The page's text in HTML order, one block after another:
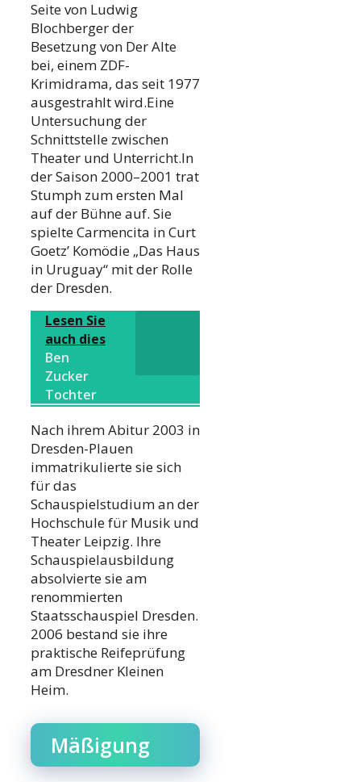
Seite von Ludwig
Blochberger der
Besetzung von Der Alte
bei, einem ZDF-
Krimidrama, das seit 1977
ausgestrahlt wird.Eine
Untersuchung der
Schnittstelle zwischen
Theater und Unterricht.In
der Saison 2000–2001 trat
Stumph zum ersten Mal
auf der Bühne auf. Sie
spielte Carmencita in Curt
Goetz’ Komödie „Das Haus
in Uruguay“ mit der Rolle
der Dresden.
Lesen Sie
auch dies
Ben
Zucker
Tochter
Nach ihrem Abitur 2003 in
Dresden-Plauen
immatrikulierte sie sich
für das
Schauspielstudium an der
Hochschule für Musik und
Theater Leipzig. Ihre
Schauspielausbildung
absolvierte sie am
renommierten
Staatsschauspiel Dresden.
2006 bestand sie ihre
praktische Reifeprüfung
am Dresdner Kleinen
Heim.
Mäßigung